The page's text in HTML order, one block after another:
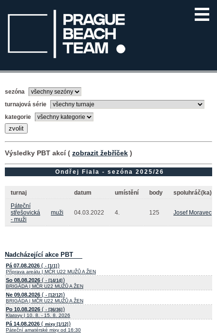
sezóna
turnajová série
kategorie
Výsledky PBT akcí ( zobrazit žebříček )
Ondřej Fiala - sezóna 2025/26
turnaj datum umístění body
spoluhráč(ka)
Páteční
střešovická
- muži
muži 04.03.2022 4. 125 Josef Moravec
Nadcházející akce PBT
Pá 07.08.2026 ( - [1/1] )
Příprava areálu | MČR U22 MUŽŮ A ŽEN
So 08.08.2026 ( - [14/14] )
BRIGÁDA | MČR U22 MUŽŮ A ŽEN
Ne 09.08.2026 ( - [12/12] )
BRIGÁDA | MČR U22 MUŽŮ A ŽEN
Po 10.08.2026 ( - [36/36] )
Klatovy | 10. 8. - 15. 8. 2026
Pá 14.08.2026 ( mixy [1/12] )
Páteční amatérské mixy od 16:30